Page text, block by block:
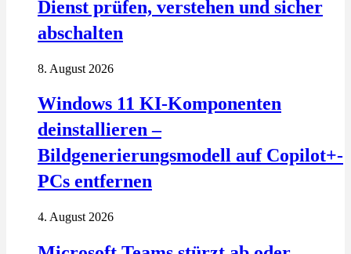
Dienst prüfen, verstehen und sicher
abschalten
8. August 2026
Windows 11 KI-Komponenten
deinstallieren –
Bildgenerierungsmodell auf Copilot+-
PCs entfernen
4. August 2026